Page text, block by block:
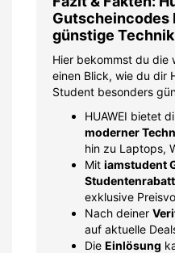
Gutscheincodes
günstige Technik
Hier bekommst du die
einen Blick, wie du dir
Student besonders
HUAWEI bietet
moderner
hin zu Laptops,
Mit iamstudent
exklusive
Nach deiner
auf aktuelle
Die Einlösung